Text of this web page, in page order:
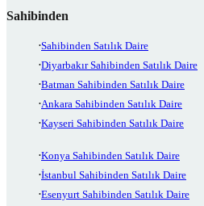
Sahibinden
Sahibinden Satılık Daire
Diyarbakır Sahibinden Satılık Daire
Batman Sahibinden Satılık Daire
Ankara Sahibinden Satılık Daire
Kayseri Sahibinden Satılık Daire
Konya Sahibinden Satılık Daire
İstanbul Sahibinden Satılık Daire
Esenyurt Sahibinden Satılık Daire